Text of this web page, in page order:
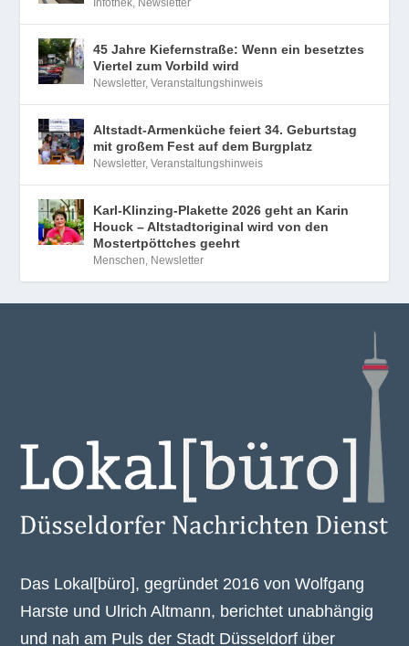
Infothek, Newsletter
45 Jahre Kiefernstraße: Wenn ein besetztes
Viertel zum Vorbild wird
Newsletter,Veranstaltungshinweis
Altstadt-Armenküche feiert 34. Geburtstag
mit großem Fest auf dem Burgplatz
Newsletter,Veranstaltungshinweis
Karl-Klinzing-Plakette 2026 geht an Karin
Houck – Altstadtoriginal wird von den
Mostertpöttches geehrt
Menschen, Newsletter
Das Lokal[büro], gegründet 2016 von Wolfgang
Harste und Ulrich Altmann, berichtet unabhängig
und nah am Puls der Stadt Düsseldorf über